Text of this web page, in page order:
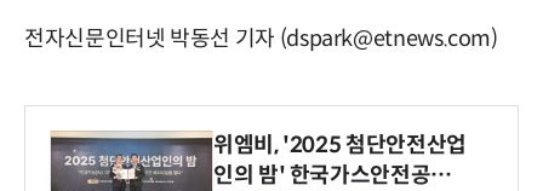
전자신문인터넷 박동선 기자 (dspark@etnews.com)
위엠비, '2025 첨단안전산업
인의 밤' 한국가스안전공사